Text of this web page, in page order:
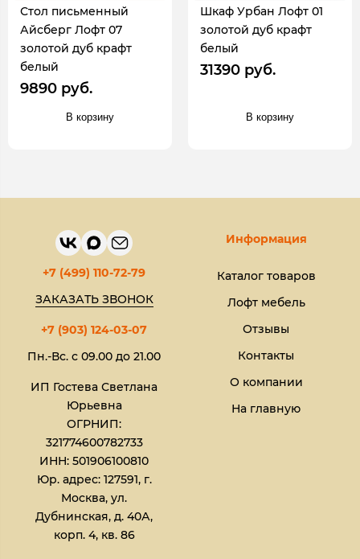
Стол письменный
Айсберг Лофт 07
золотой дуб крафт
белый
9890 руб.
В корзину
Шкаф Урбан Лофт 01
золотой дуб крафт
белый
31390 руб.
В корзину
+7 (499) 110-72-79
ЗАКАЗАТЬ ЗВОНОК
+7 (903) 124-03-07
Пн.-Вс. с 09.00 до 21.00
ИП Гостева Светлана
Юрьевна​
ОГРНИП:
321774600782733
ИНН: 501906100810
Юр. адрес: 127591, г.
Москва, ул.
Дубнинская, д. 40А,
корп. 4, кв. 86
Информация
Каталог товаров
Лофт мебель
Отзывы
Контакты
О компании
На главную